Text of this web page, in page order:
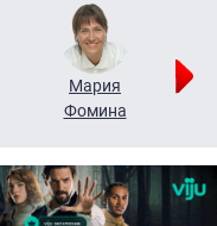
Мария
Фомина